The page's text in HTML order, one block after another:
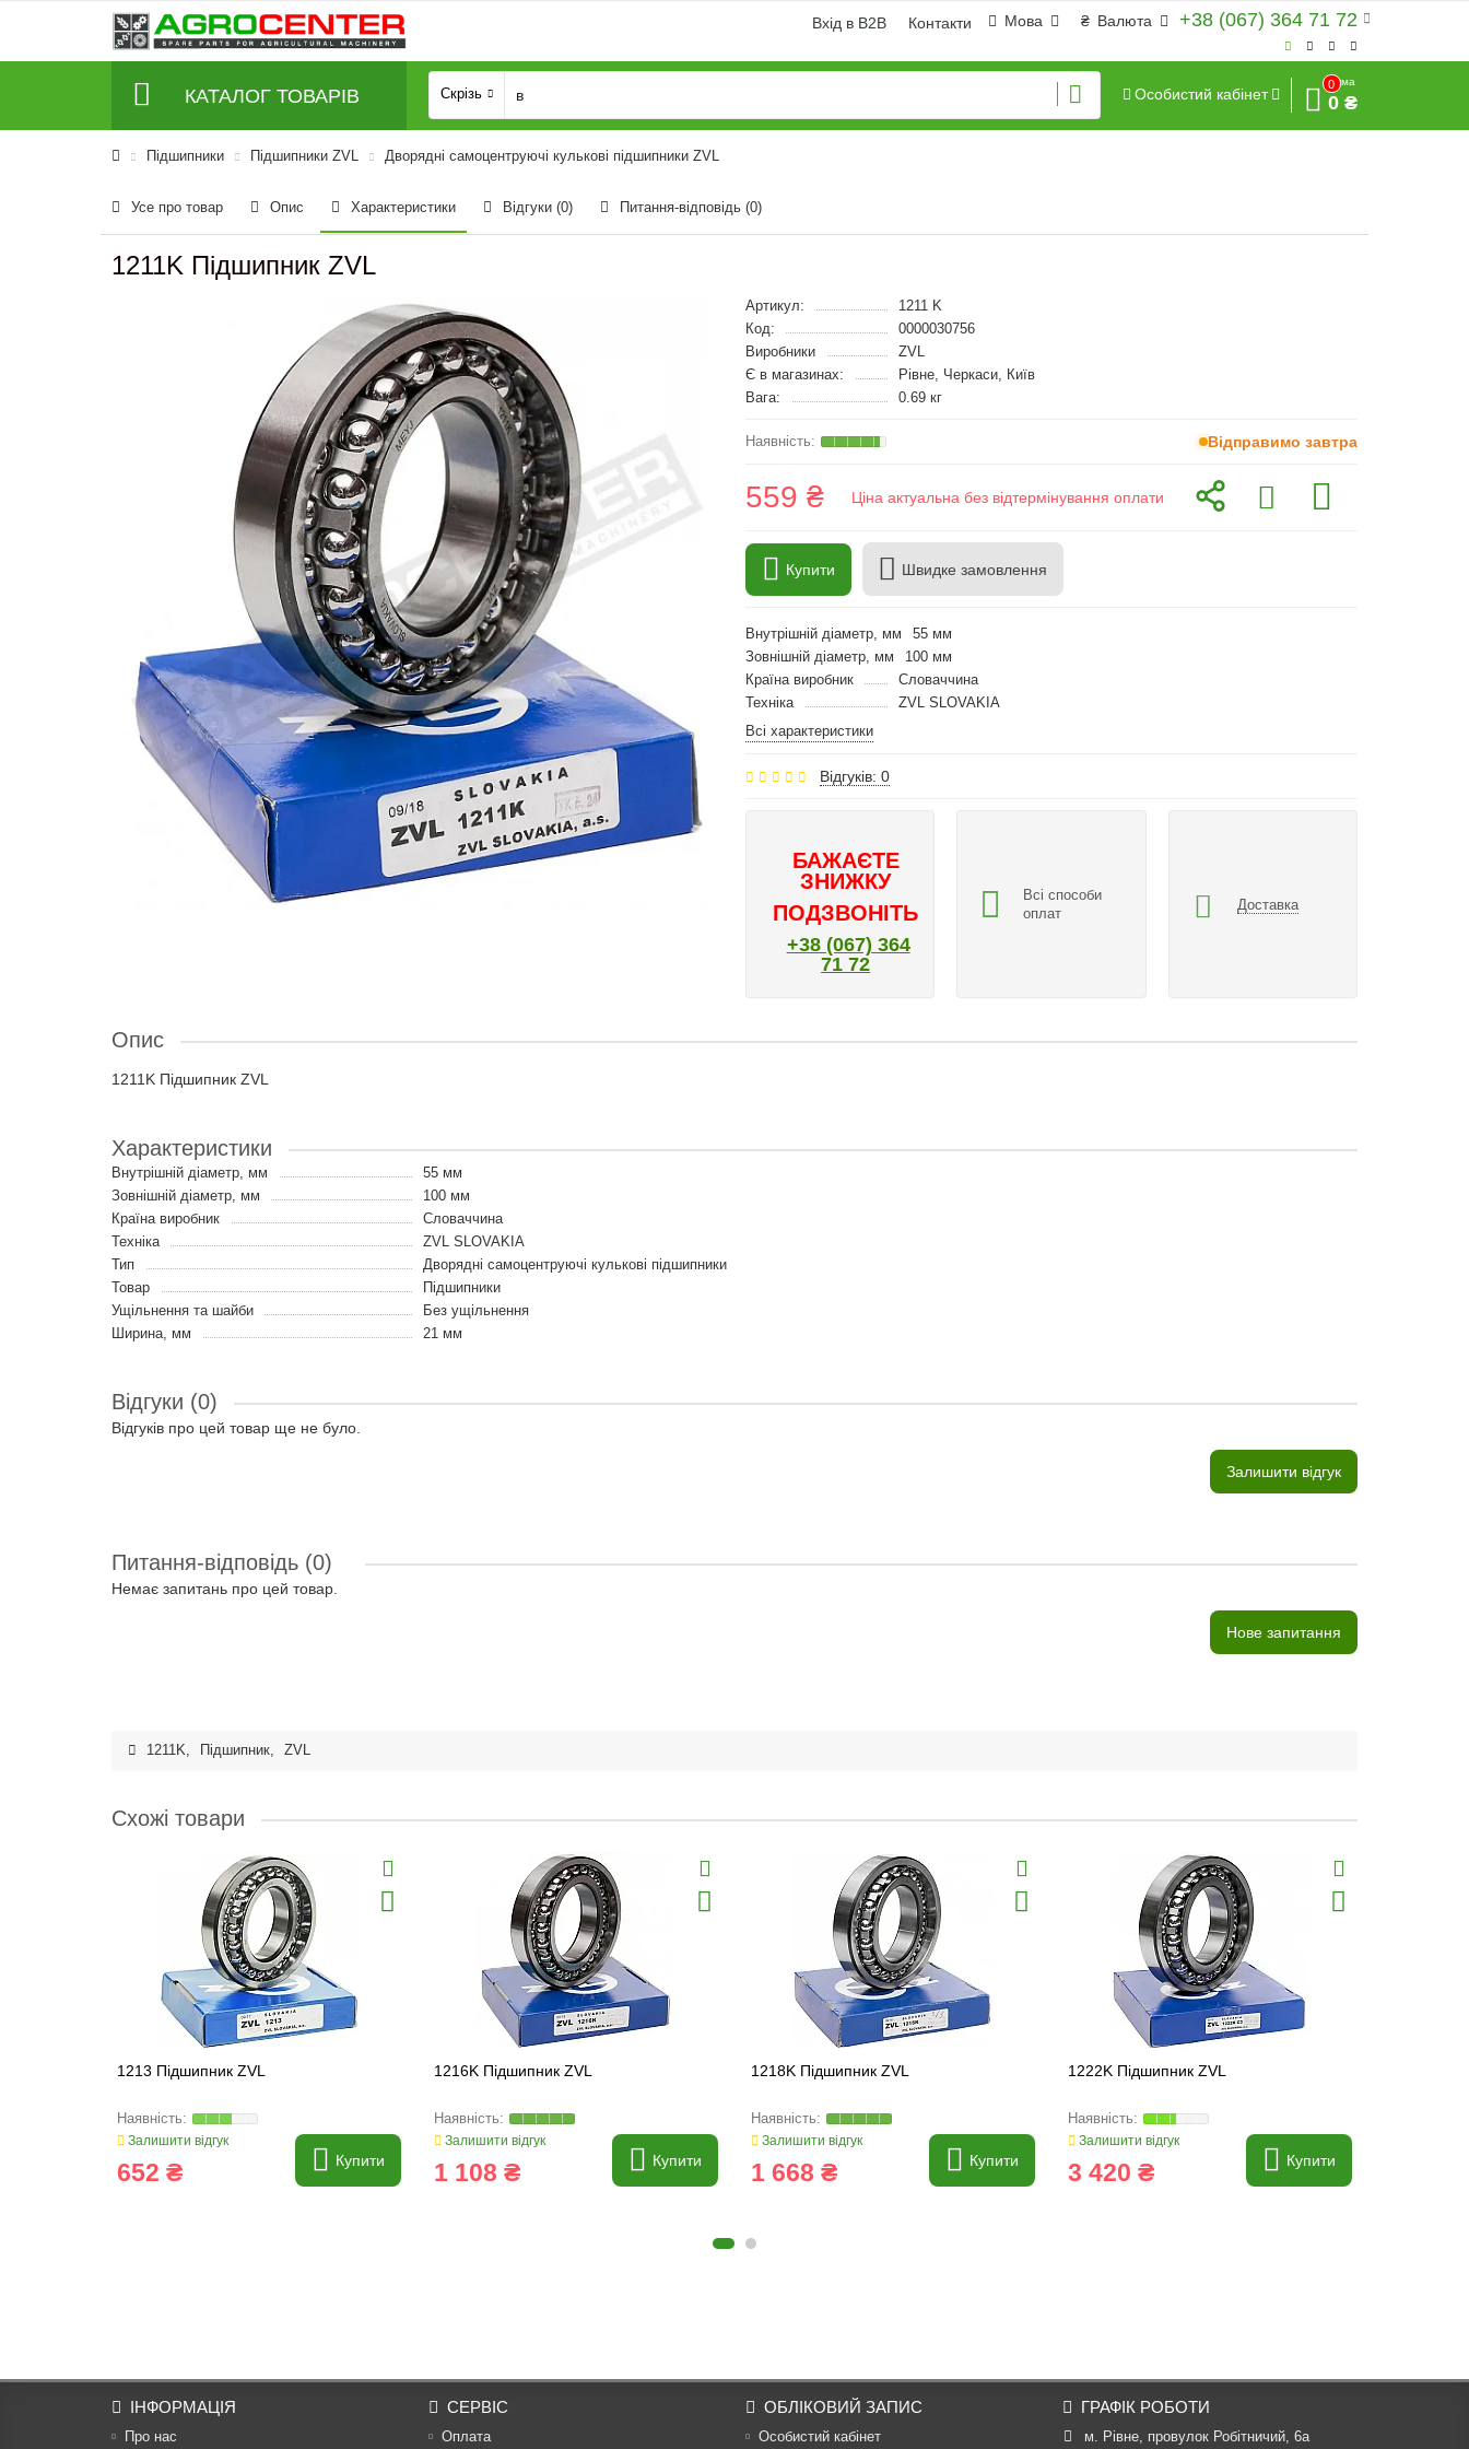
+38 (067) 364 71 72
₴ Валюта
Мова
Вхід в B2B Контакти
КАТАЛОГ ТОВАРІВ Скрізь Особистий кабінет
0
Сума
0 ₴
Підшипники Підшипники ZVL Дворядні самоцентруючі кулькові підшипники ZVL
Усе про товар Опис Характеристики Відгуки (0) Питання-відповідь (0)
1211K Підшипник ZVL
Артикул:
1211 K
Код:
0000030756
Виробники
ZVL
Є в магазинах:
Рівне, Черкаси, Київ
Вага:
0.69 кг
Відправимо завтра
559 ₴ Ціна актуальна без відтермінування оплати
Купити Швидке замовлення
Внутрішній діаметр, мм
55 мм
Зовнішній діаметр, мм
100 мм
Країна виробник
Словаччина
Техніка
ZVL SLOVAKIA
Всі характеристики
Відгуків: 0
БАЖАЄТЕ
ЗНИЖКУ
ПОДЗВОНІТЬ
+38 (067) 364
71 72
Всі способи
оплат
Доставка
Опис
1211K Підшипник ZVL
Характеристики
Внутрішній діаметр, мм
55 мм
Зовнішній діаметр, мм
100 мм
Країна виробник
Словаччина
Техніка
ZVL SLOVAKIA
Тип
Дворядні самоцентруючі кулькові підшипники
Товар
Підшипники
Ущільнення та шайби
Без ущільнення
Ширина, мм
21 мм
Відгуки (0)
Відгуків про цей товар ще не було.
Залишити відгук
Питання-відповідь (0)
Немає запитань про цей товар.
Нове запитання
1211K, Підшипник, ZVL
Схожі товари
1213 Підшипник ZVL
Залишити відгук
652 ₴ Купити
1216K Підшипник ZVL
Залишити відгук
1 108 ₴ Купити
1218K Підшипник ZVL
Залишити відгук
1 668 ₴ Купити
1222K Підшипник ZVL
Залишити відгук
3 420 ₴ Купити
ІНФОРМАЦІЯ
Про нас
СЕРВІС
Оплата
ОБЛІКОВИЙ ЗАПИС
Особистий кабінет
ГРАФІК РОБОТИ
м. Рівне, провулок Робітничий, 6а